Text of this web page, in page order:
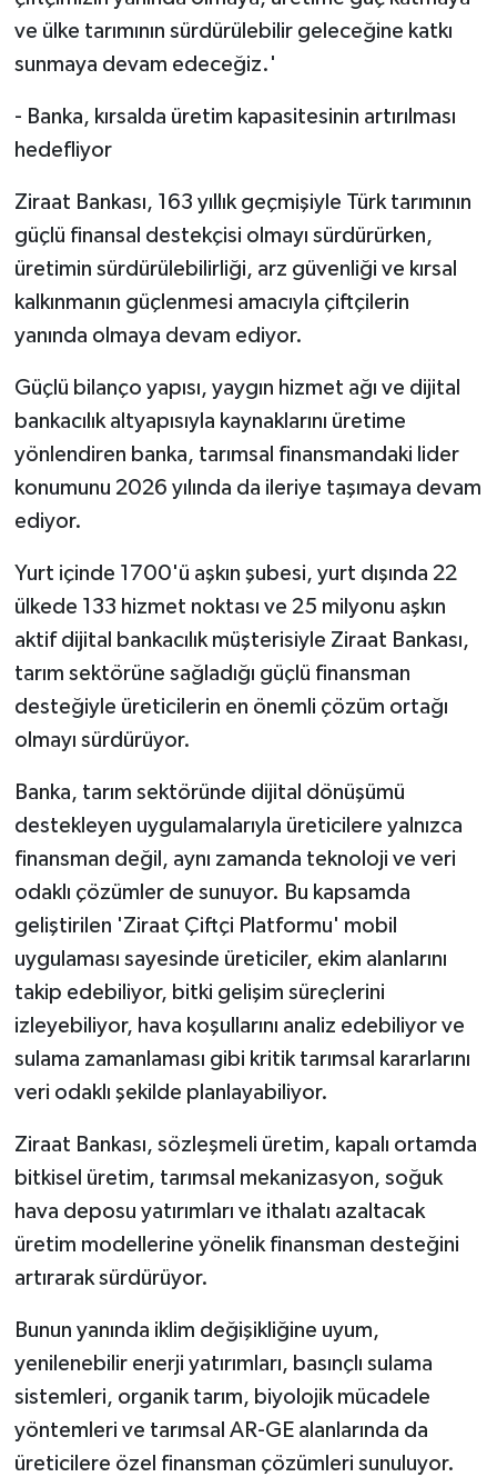
ve ülke tarımının sürdürülebilir geleceğine katkı
sunmaya devam edeceğiz.'
- Banka, kırsalda üretim kapasitesinin artırılması
hedefliyor
Ziraat Bankası, 163 yıllık geçmişiyle Türk tarımının
güçlü finansal destekçisi olmayı sürdürürken,
üretimin sürdürülebilirliği, arz güvenliği ve kırsal
kalkınmanın güçlenmesi amacıyla çiftçilerin
yanında olmaya devam ediyor.
Güçlü bilanço yapısı, yaygın hizmet ağı ve dijital
bankacılık altyapısıyla kaynaklarını üretime
yönlendiren banka, tarımsal finansmandaki lider
konumunu 2026 yılında da ileriye taşımaya devam
ediyor.
Yurt içinde 1700'ü aşkın şubesi, yurt dışında 22
ülkede 133 hizmet noktası ve 25 milyonu aşkın
aktif dijital bankacılık müşterisiyle Ziraat Bankası,
tarım sektörüne sağladığı güçlü finansman
desteğiyle üreticilerin en önemli çözüm ortağı
olmayı sürdürüyor.
Banka, tarım sektöründe dijital dönüşümü
destekleyen uygulamalarıyla üreticilere yalnızca
finansman değil, aynı zamanda teknoloji ve veri
odaklı çözümler de sunuyor. Bu kapsamda
geliştirilen 'Ziraat Çiftçi Platformu' mobil
uygulaması sayesinde üreticiler, ekim alanlarını
takip edebiliyor, bitki gelişim süreçlerini
izleyebiliyor, hava koşullarını analiz edebiliyor ve
sulama zamanlaması gibi kritik tarımsal kararlarını
veri odaklı şekilde planlayabiliyor.
Ziraat Bankası, sözleşmeli üretim, kapalı ortamda
bitkisel üretim, tarımsal mekanizasyon, soğuk
hava deposu yatırımları ve ithalatı azaltacak
üretim modellerine yönelik finansman desteğini
artırarak sürdürüyor.
Bunun yanında iklim değişikliğine uyum,
yenilenebilir enerji yatırımları, basınçlı sulama
sistemleri, organik tarım, biyolojik mücadele
yöntemleri ve tarımsal AR-GE alanlarında da
üreticilere özel finansman çözümleri sunuluyor.